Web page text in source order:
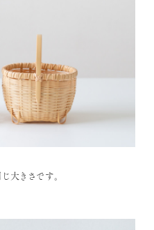
大きさです。